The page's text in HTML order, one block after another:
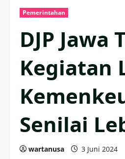
Pemerintahan
DJP
Kegiatan
Senilai
wartanusa 3 Juni 2024